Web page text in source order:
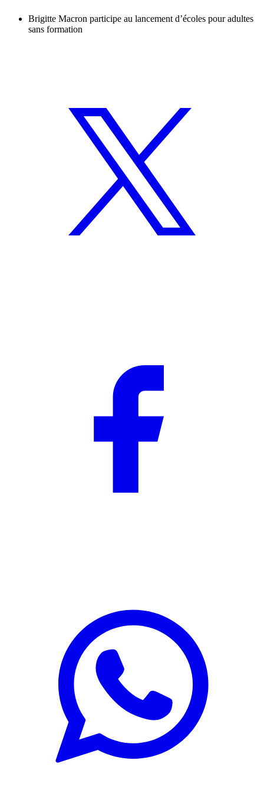
Brigitte Macron participe au lancement d’écoles pour adultes
sans formation